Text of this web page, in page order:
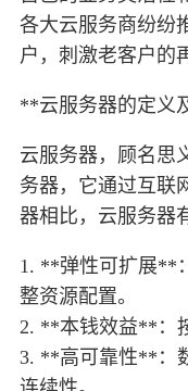
各大云服务商纷纷
户，刺激老客户的
**云服务器的定义
云服务器，顾名思
务器，它通过互联
器相比，云服务器
1. **弹性可扩展**
整资源配置。
2. **本钱效益**：
3. **高可靠性**：